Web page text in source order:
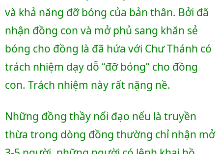
và khả năng đỡ bóng của bản thân. Bởi đã
nhận đồng con và mở phủ sang khăn sẻ
bóng cho đồng là đã hứa với Chư Thánh có
trách nhiệm dạy dỗ “đỡ bóng” cho đồng
con. Trách nhiệm này rất nặng nề.
Những đồng thầy nối đạo nếu là truyền
thừa trong dòng đồng thường chỉ nhận mở